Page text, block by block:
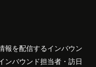
報を配信するインバウン
ンバウンド担当者・訪日